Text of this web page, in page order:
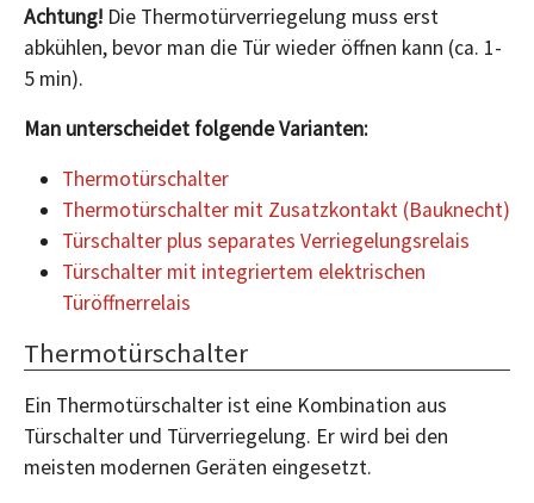
Achtung! Die Thermotürverriegelung muss erst
abkühlen, bevor man die Tür wieder öffnen kann (ca. 1-
5 min).
Man unterscheidet folgende Varianten:
Thermotürschalter
Thermotürschalter mit Zusatzkontakt (Bauknecht)
Türschalter plus separates Verriegelungsrelais
Türschalter mit integriertem elektrischen
Türöffnerrelais
Thermotürschalter
Ein Thermotürschalter ist eine Kombination aus
Türschalter und Türverriegelung. Er wird bei den
meisten modernen Geräten eingesetzt.